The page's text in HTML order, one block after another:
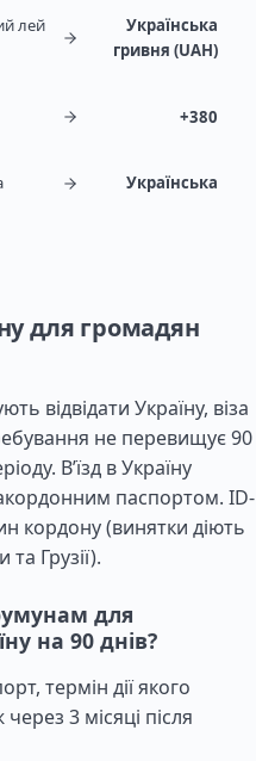
лей
Українська
гривня (UAH)
+380
Українська
для громадян
відвідати Україну, віза
не перевищує 90
В’їзд в Україну
паспортом. ID-
кордону (винятки діють
Грузії).
для
на 90 днів?
термін дії якого
3 місяці після